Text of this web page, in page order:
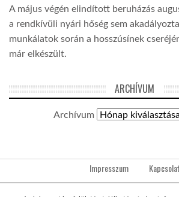
A május végén elindított beruházás
a rendkívüli nyári hőség sem
munkálatok során a hosszúsínek
már elkészült.
ARCHÍVUM
Archívum
Impresszum Kapcsolat